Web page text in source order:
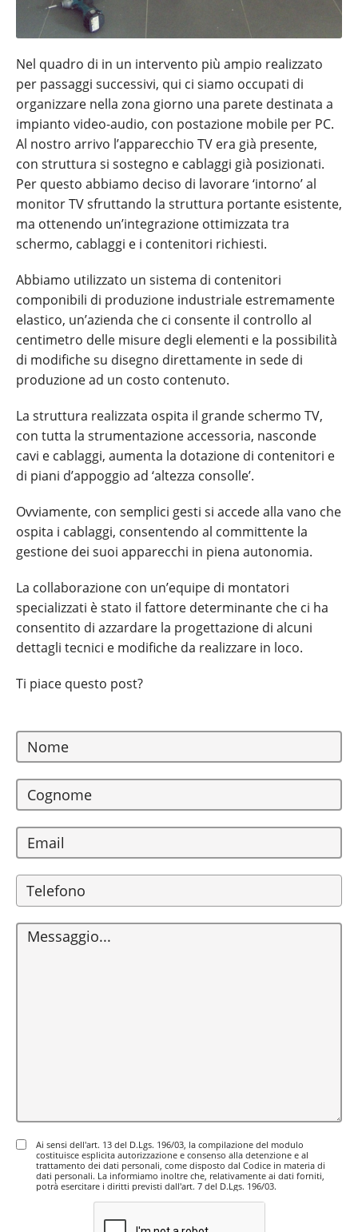
Nel quadro di in un intervento più ampio realizzato
per passaggi successivi, qui ci siamo occupati di
organizzare nella zona giorno una parete destinata a
impianto video-audio, con postazione mobile per PC.
Al nostro arrivo l’apparecchio TV era già presente,
con struttura si sostegno e cablaggi già posizionati.
Per questo abbiamo deciso di lavorare ‘intorno’ al
monitor TV sfruttando la struttura portante esistente,
ma ottenendo un’integrazione ottimizzata tra
schermo, cablaggi e i contenitori richiesti.
Abbiamo utilizzato un sistema di contenitori
componibili di produzione industriale estremamente
elastico, un’azienda che ci consente il controllo al
centimetro delle misure degli elementi e la possibilità
di modifiche su disegno direttamente in sede di
produzione ad un costo contenuto.
La struttura realizzata ospita il grande schermo TV,
con tutta la strumentazione accessoria, nasconde
cavi e cablaggi, aumenta la dotazione di contenitori e
di piani d’appoggio ad ‘altezza consolle’.
Ovviamente, con semplici gesti si accede alla vano che
ospita i cablaggi, consentendo al committente la
gestione dei suoi apparecchi in piena autonomia.
La collaborazione con un’equipe di montatori
specializzati è stato il fattore determinante che ci ha
consentito di azzardare la progettazione di alcuni
dettagli tecnici e modifiche da realizzare in loco.
Ti piace questo post?
Ai sensi dell'art. 13 del D.Lgs. 196/03, la compilazione del modulo
costituisce esplicita autorizzazione e consenso alla detenzione e al
trattamento dei dati personali, come disposto dal Codice in materia di
dati personali. La informiamo inoltre che, relativamente ai dati forniti,
potrà esercitare i diritti previsti dall'art. 7 del D.Lgs. 196/03.